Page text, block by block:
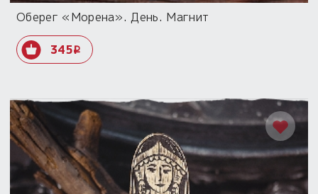
Оберег «Морена». День. Магнит
345i